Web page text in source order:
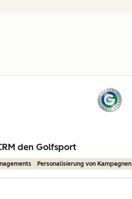
den Golfsport
Personalisierung von Kampagnen